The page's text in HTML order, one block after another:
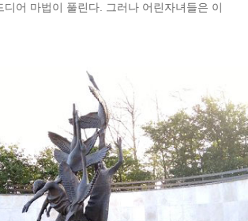
디어 마법이 풀린다. 그러나 어린자녀들은 이